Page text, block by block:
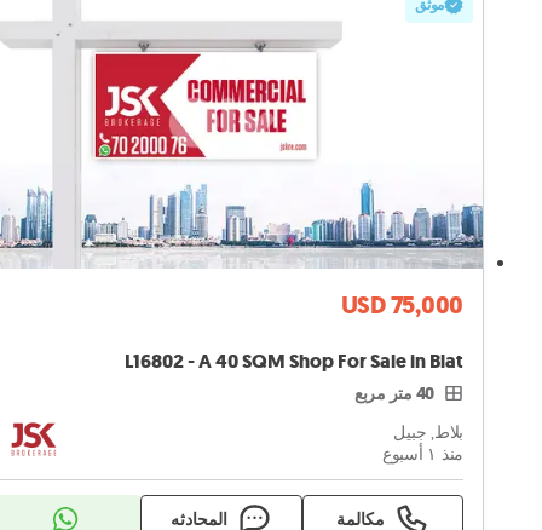
موثق
USD 75,000
L16802 - A 40 SQM Shop For Sale in Blat
40 متر مربع
بلاط, جبيل
منذ ١ أسبوع
مكالمة المحادثه